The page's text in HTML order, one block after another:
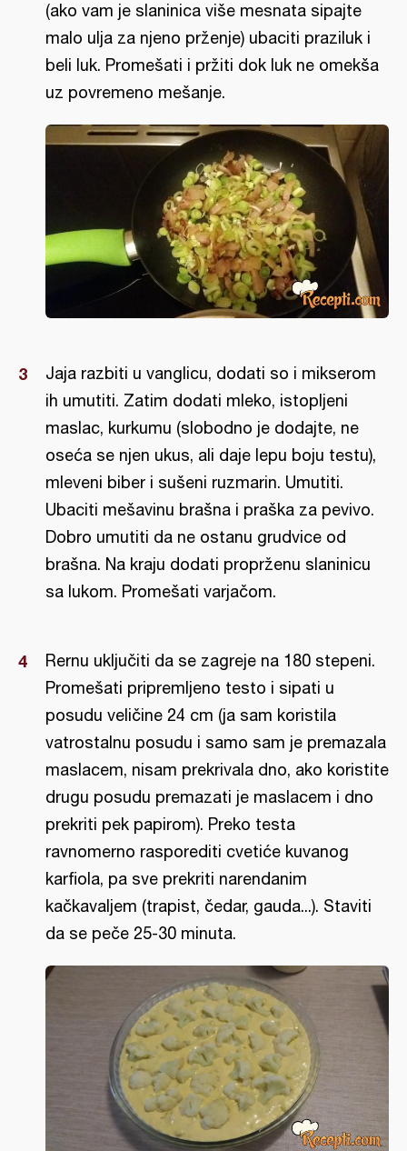
(ako vam je slaninica više mesnata sipajte
malo ulja za njeno prženje) ubaciti praziluk i
beli luk. Promešati i pržiti dok luk ne omekša
uz povremeno mešanje.
Jaja razbiti u vanglicu, dodati so i mikserom
ih umutiti. Zatim dodati mleko, istopljeni
maslac, kurkumu (slobodno je dodajte, ne
oseća se njen ukus, ali daje lepu boju testu),
mleveni biber i sušeni ruzmarin. Umutiti.
Ubaciti mešavinu brašna i praška za pevivo.
Dobro umutiti da ne ostanu grudvice od
brašna. Na kraju dodati proprženu slaninicu
sa lukom. Promešati varjačom.
Rernu uključiti da se zagreje na 180 stepeni.
Promešati pripremljeno testo i sipati u
posudu veličine 24 cm (ja sam koristila
vatrostalnu posudu i samo sam je premazala
maslacem, nisam prekrivala dno, ako koristite
drugu posudu premazati je maslacem i dno
prekriti pek papirom). Preko testa
ravnomerno rasporediti cvetiće kuvanog
karfiola, pa sve prekriti narendanim
kačkavaljem (trapist, čedar, gauda...). Staviti
da se peče 25-30 minuta.